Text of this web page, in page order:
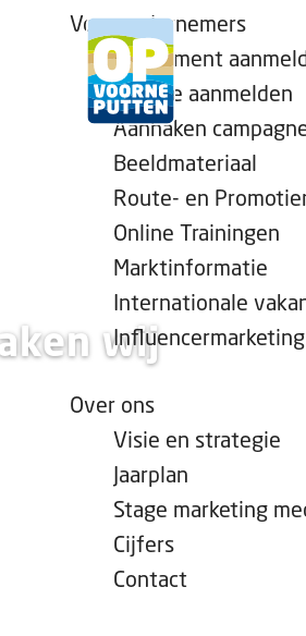
d
h
Voor ondernemers
Evenement
Locatie aanmelden
Aanhaken
Beeldmateriaal
Route- en
Online Trainingen
Marktinformatie
Internationale
Influencermarketing
Over ons
Visie en strategie
Jaarplan
Stage marketing
Cijfers
Contact
wij